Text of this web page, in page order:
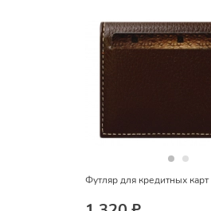
Футляр для кредитных карт